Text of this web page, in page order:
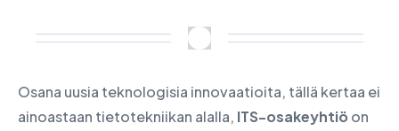
Osana uusia teknologisia innovaatioita, tällä kertaa ei
ainoastaan tietotekniikan alalla, ITS-osakeyhtiö on